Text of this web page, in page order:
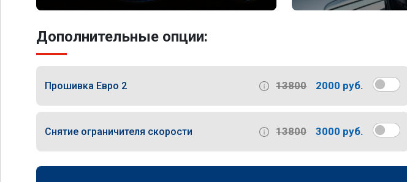
Дополнительные опции:
Прошивка Евро 2 13800 2000 руб.
Снятие ограничителя скорости 13800 3000 руб.